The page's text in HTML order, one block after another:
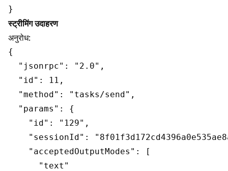
स्ट्रीमिंग उदाहरण
अनुरोध:
{
  "jsonrpc": "2.0",
  "id": 11,
  "method": "tasks/send",
  "params": {
    "id": "129",
"sessionId":
    "acceptedOutputModes": [
      "text"